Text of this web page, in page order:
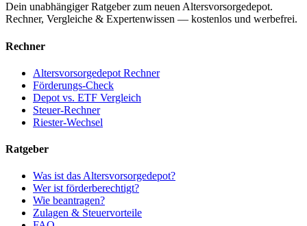
Dein unabhängiger Ratgeber zum neuen Altersvorsorgedepot.
Rechner, Vergleiche & Expertenwissen — kostenlos und werbefrei.
Rechner
Altersvorsorgedepot Rechner
Förderungs-Check
Depot vs. ETF Vergleich
Steuer-Rechner
Riester-Wechsel
Ratgeber
Was ist das Altersvorsorgedepot?
Wer ist förderberechtigt?
Wie beantragen?
Zulagen & Steuervorteile